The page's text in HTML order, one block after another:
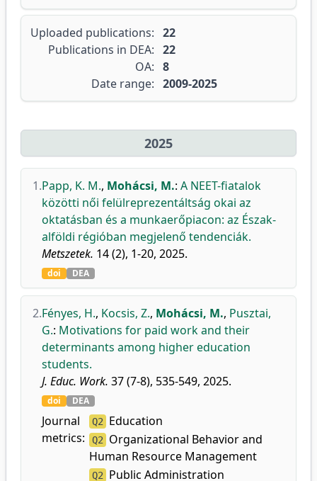
Uploaded publications: 22
Publications in DEA: 22
OA: 8
Date range: 2009-2025
2025
1.Papp, K. M., Mohácsi, M.: A NEET-fiatalok
közötti női felülreprezentáltság okai az
oktatásban és a munkaerőpiacon: az Észak-
alföldi régióban megjelenő tendenciák.
Metszetek. 14 (2), 1-20, 2025.
doi DEA
2.Fényes, H., Kocsis, Z., Mohácsi, M., Pusztai,
G.: Motivations for paid work and their
determinants among higher education
students.
J. Educ. Work. 37 (7-8), 535-549, 2025.
doi DEA
Journal
metrics:
Q2 Education
Q2
Organizational Behavior and
Human Resource Management
Q2 Public Administration